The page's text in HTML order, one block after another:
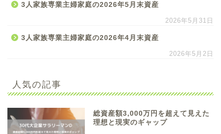
3人家族専業主婦家庭の2026年5月末資産
2026年5月31日
3人家族専業主婦家庭の2026年4月末資産
2026年5月2日
人気の記事
総資産額3,000万円を超えて見えた
理想と現実のギャップ